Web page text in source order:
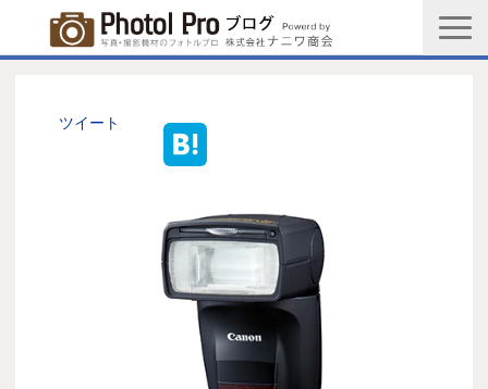
メルマガ登録
写真館協会新規登録申込み
お問い合わせ
ツイート